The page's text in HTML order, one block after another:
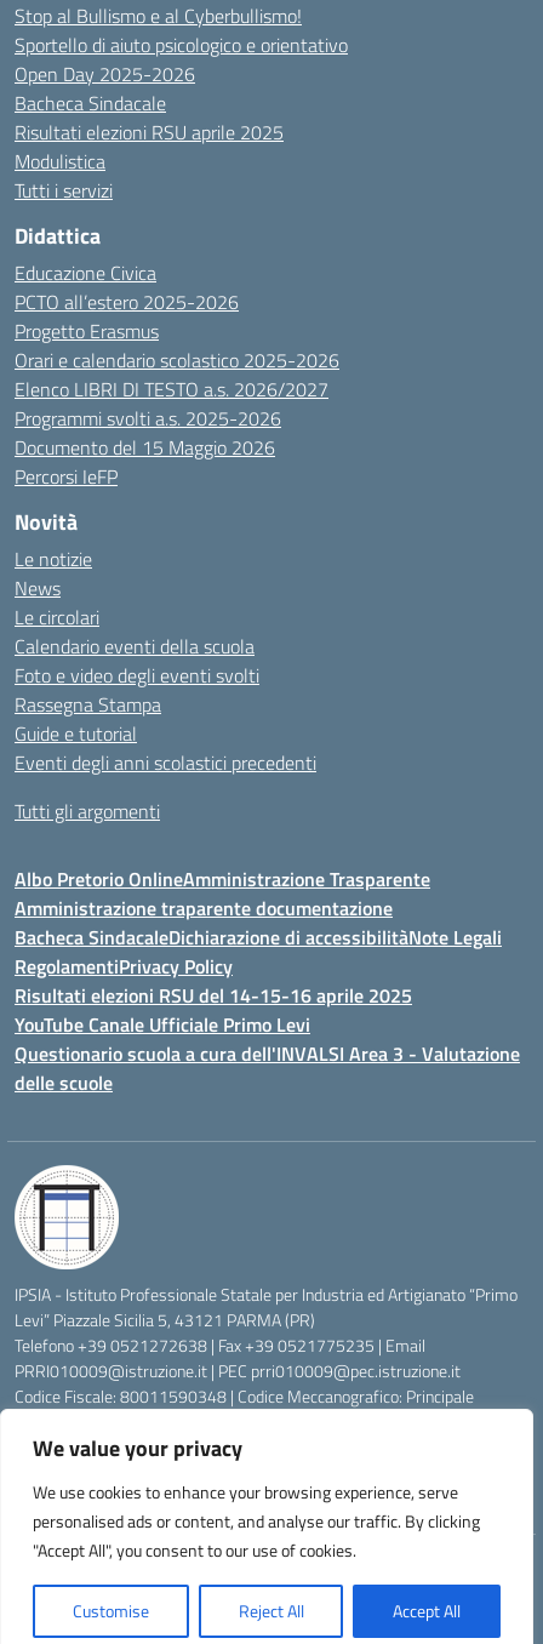
We value your privacy
We use cookies to enhance your browsing experience, serve
personalised ads or content, and analyse our traffic. By clicking
"Accept All", you consent to our use of cookies.
Customise Reject All Accept All
Stop al Bullismo e al Cyberbullismo!
Sportello di aiuto psicologico e orientativo
Open Day 2025-2026
Bacheca Sindacale
Risultati elezioni RSU aprile 2025
Modulistica
Tutti i servizi
Didattica
Educazione Civica
PCTO all’estero 2025-2026
Progetto Erasmus
Orari e calendario scolastico 2025-2026
Elenco LIBRI DI TESTO a.s. 2026/2027
Programmi svolti a.s. 2025-2026
Documento del 15 Maggio 2026
Percorsi IeFP
Novità
Le notizie
News
Le circolari
Calendario eventi della scuola
Foto e video degli eventi svolti
Rassegna Stampa
Guide e tutorial
Eventi degli anni scolastici precedenti
Tutti gli argomenti
Albo Pretorio OnlineAmministrazione Trasparente
Amministrazione traparente documentazione
Bacheca SindacaleDichiarazione di accessibilitàNote Legali
RegolamentiPrivacy Policy
Risultati elezioni RSU del 14-15-16 aprile 2025
YouTube Canale Ufficiale Primo Levi
Questionario scuola a cura dell'INVALSI Area 3 - Valutazione
delle scuole
IPSIA - Istituto Professionale Statale per Industria ed Artigianato “Primo
Levi” Piazzale Sicilia 5, 43121 PARMA (PR)
Telefono +39 0521272638 | Fax +39 0521775235 | Email
PRRI010009@istruzione.it| PEC prri010009@pec.istruzione.it
Codice Fiscale: 80011590348 | Codice Meccanografico: Principale
Codice Univoco di Fatturazione: UFW76E | Codice Ente Tesoreria:
Corrente Postale N.: 00222430